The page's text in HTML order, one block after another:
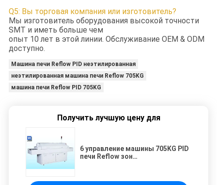
Q5: Вы торговая компания или изготовитель?
Мы изготовитель оборудования высокой точности
SMT и иметь больше чем
опыт 10 лет в этой линии. Обслуживание OEM & ODM
доступно.
Машина печи Reflow PID неэтилированная
неэтилированная машина печи Reflow 705KG
машина печи Reflow PID 705KG
Получить лучшую цену для
6 управление машины 705KG PID
печи Reflow зон